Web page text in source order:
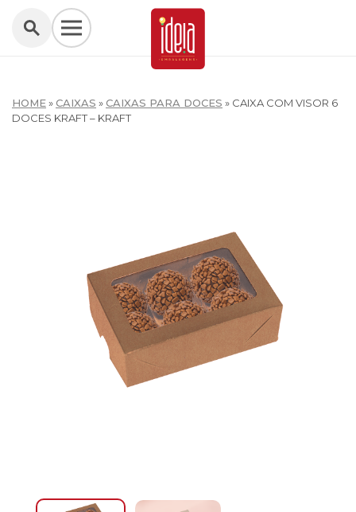
HOME»CAIXAS »CAIXAS PARA DOCES » CAIXA COM VISOR 6
DOCES KRAFT – KRAFT